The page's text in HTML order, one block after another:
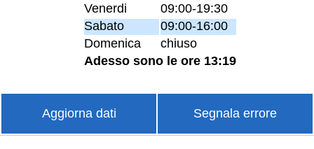
Venerdi
09:00-19:30
Sabato
09:00-16:00
Domenica
chiuso
Adesso sono le ore 13:19
Aggiorna dati Segnala errore